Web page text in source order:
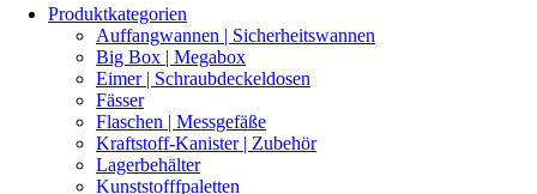
Produktkategorien
Auffangwannen | Sicherheitswannen
Big Box | Megabox
Eimer | Schraubdeckeldosen
Fässer
Flaschen | Messgefäße
Kraftstoff-Kanister | Zubehör
Lagerbehälter
Kunststofffpaletten